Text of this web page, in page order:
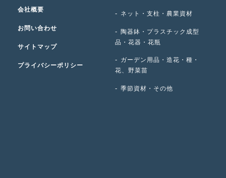
会社概要
お問い合わせ
サイトマップ
プライバシーポリシー
ネット・支柱・農業資材
陶器鉢・プラスチック成型
品・花器・花瓶
ガーデン用品・造花・種・
花、野菜苗
季節資材・その他